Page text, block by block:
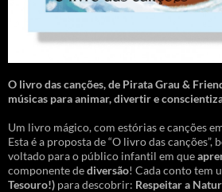
O livro das canções,de Pirata Grau &
músicas para animar, divertir e
Um livro mágico, com estórias e canções
Esta é a proposta de “O livro das
voltado para o público infantil em que
componente dediversão! Cada conto tem
Tesouro!) para descobrir: Respeitar a